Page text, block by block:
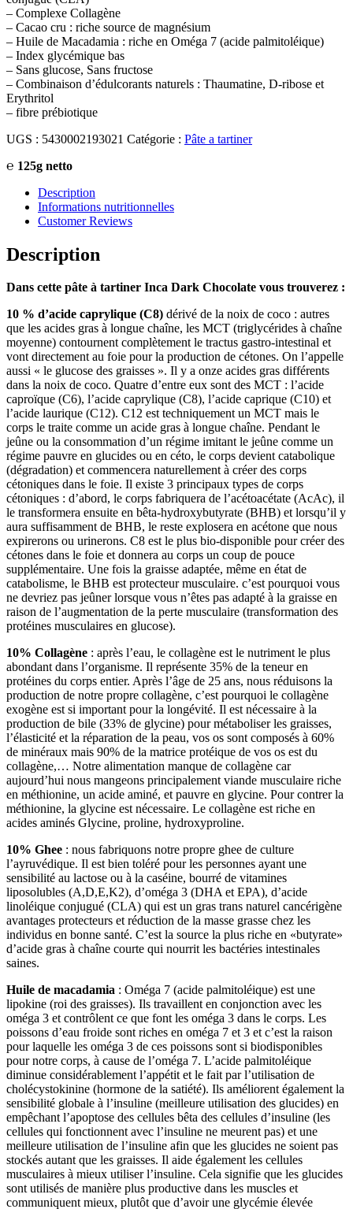
– Complexe Collagène
– Cacao cru : riche source de magnésium
– Huile de Macadamia : riche en Oméga 7 (acide palmitoléique)
– Index glycémique bas
– Sans glucose, Sans fructose
– Combinaison d’édulcorants naturels : Thaumatine, D-ribose et
Erythritol
– fibre prébiotique
UGS : 5430002193021 Catégorie : Pâte a tartiner
℮ 125g netto
Description
Informations nutritionnelles
Customer Reviews
Description
Dans cette pâte à tartiner Inca Dark Chocolate vous trouverez :
10 % d’acide caprylique (C8) dérivé de la noix de coco : autres
que les acides gras à longue chaîne, les MCT (triglycérides à chaîne
moyenne) contournent complètement le tractus gastro-intestinal et
vont directement au foie pour la production de cétones. On l’appelle
aussi « le glucose des graisses ». Il y a onze acides gras différents
dans la noix de coco. Quatre d’entre eux sont des MCT : l’acide
caproïque (C6), l’acide caprylique (C8), l’acide caprique (C10) et
l’acide laurique (C12). C12 est techniquement un MCT mais le
corps le traite comme un acide gras à longue chaîne. Pendant le
jeûne ou la consommation d’un régime imitant le jeûne comme un
régime pauvre en glucides ou en céto, le corps devient catabolique
(dégradation) et commencera naturellement à créer des corps
cétoniques dans le foie. Il existe 3 principaux types de corps
cétoniques : d’abord, le corps fabriquera de l’acétoacétate (AcAc), il
le transformera ensuite en bêta-hydroxybutyrate (BHB) et lorsqu’il y
aura suffisamment de BHB, le reste explosera en acétone que nous
expirerons ou urinerons. C8 est le plus bio-disponible pour créer des
cétones dans le foie et donnera au corps un coup de pouce
supplémentaire. Une fois la graisse adaptée, même en état de
catabolisme, le BHB est protecteur musculaire. c’est pourquoi vous
ne devriez pas jeûner lorsque vous n’êtes pas adapté à la graisse en
raison de l’augmentation de la perte musculaire (transformation des
protéines musculaires en glucose).
10% Collagène : après l’eau, le collagène est le nutriment le plus
abondant dans l’organisme. Il représente 35% de la teneur en
protéines du corps entier. Après l’âge de 25 ans, nous réduisons la
production de notre propre collagène, c’est pourquoi le collagène
exogène est si important pour la longévité. Il est nécessaire à la
production de bile (33% de glycine) pour métaboliser les graisses,
l’élasticité et la réparation de la peau, vos os sont composés à 60%
de minéraux mais 90% de la matrice protéique de vos os est du
collagène,… Notre alimentation manque de collagène car
aujourd’hui nous mangeons principalement viande musculaire riche
en méthionine, un acide aminé, et pauvre en glycine. Pour contrer la
méthionine, la glycine est nécessaire. Le collagène est riche en
acides aminés Glycine, proline, hydroxyproline.
10% Ghee : nous fabriquons notre propre ghee de culture
l’ayruvédique. Il est bien toléré pour les personnes ayant une
sensibilité au lactose ou à la caséine, bourré de vitamines
liposolubles (A,D,E,K2), d’oméga 3 (DHA et EPA), d’acide
linoléique conjugué (CLA) qui est un gras trans naturel cancérigène
avantages protecteurs et réduction de la masse grasse chez les
individus en bonne santé. C’est la source la plus riche en «butyrate»
d’acide gras à chaîne courte qui nourrit les bactéries intestinales
saines.
Huile de macadamia : Oméga 7 (acide palmitoléique) est une
lipokine (roi des graisses). Ils travaillent en conjonction avec les
oméga 3 et contrôlent ce que font les oméga 3 dans le corps. Les
poissons d’eau froide sont riches en oméga 7 et 3 et c’est la raison
pour laquelle les oméga 3 de ces poissons sont si biodisponibles
pour notre corps, à cause de l’oméga 7. L’acide palmitoléique
diminue considérablement l’appétit et le fait par l’utilisation de
cholécystokinine (hormone de la satiété). Ils améliorent également la
sensibilité globale à l’insuline (meilleure utilisation des glucides) en
empêchant l’apoptose des cellules bêta des cellules d’insuline (les
cellules qui fonctionnent avec l’insuline ne meurent pas) et une
meilleure utilisation de l’insuline afin que les glucides ne soient pas
stockés autant que les graisses. Il aide également les cellules
musculaires à mieux utiliser l’insuline. Cela signifie que les glucides
sont utilisés de manière plus productive dans les muscles et
communiquent mieux, plutôt que d’avoir une glycémie élevée